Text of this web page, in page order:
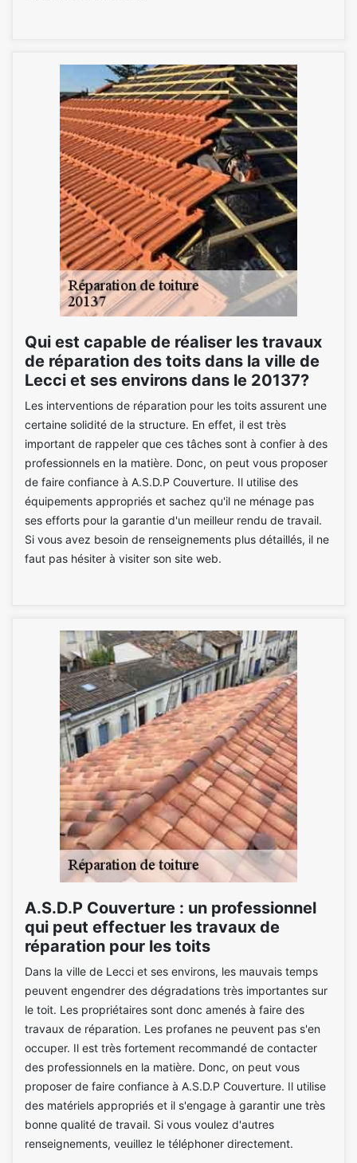
Qui est capable de réaliser les travaux
de réparation des toits dans la ville de
Lecci et ses environs dans le 20137?
Les interventions de réparation pour les toits assurent une
certaine solidité de la structure. En effet, il est très
important de rappeler que ces tâches sont à confier à des
professionnels en la matière. Donc, on peut vous proposer
de faire confiance à A.S.D.P Couverture. Il utilise des
équipements appropriés et sachez qu'il ne ménage pas
ses efforts pour la garantie d'un meilleur rendu de travail.
Si vous avez besoin de renseignements plus détaillés, il ne
faut pas hésiter à visiter son site web.
A.S.D.P Couverture : un professionnel
qui peut effectuer les travaux de
réparation pour les toits
Dans la ville de Lecci et ses environs, les mauvais temps
peuvent engendrer des dégradations très importantes sur
le toit. Les propriétaires sont donc amenés à faire des
travaux de réparation. Les profanes ne peuvent pas s'en
occuper. Il est très fortement recommandé de contacter
des professionnels en la matière. Donc, on peut vous
proposer de faire confiance à A.S.D.P Couverture. Il utilise
des matériels appropriés et il s'engage à garantir une très
bonne qualité de travail. Si vous voulez d'autres
renseignements, veuillez le téléphoner directement.